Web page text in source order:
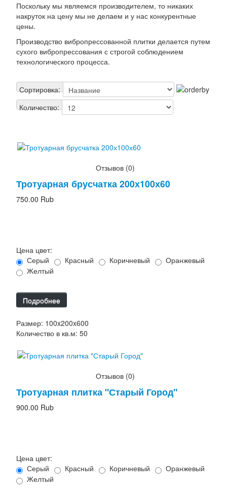
Поскольку мы являемся производителем, то никаких
накруток на цену мы не делаем и у нас конкурентные
цены.
Производство вибропрессованной плитки делается путем
сухого вибропрессования с строгой соблюдением
технологического процесса.
Сортировка:
Количество:
Отзывов (0)
Тротуарная брусчатка 200х100х60
750.00 Rub
Цена цвет:
Серый
Красный Коричневый
Оранжевый
Желтый
Подробнее
Размер: 100x200x600
Количество в кв.м: 50
Отзывов (0)
Тротуарная плитка "Старый Город"
900.00 Rub
Цена цвет:
Серый
Красный Коричневый
Оранжевый
Желтый